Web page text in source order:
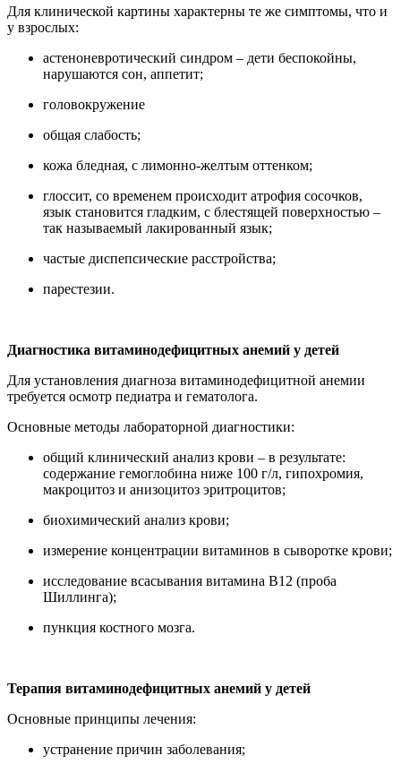
Для клинической картины характерны те же симптомы, что и
у взрослых:
астеноневротический синдром – дети беспокойны,
нарушаются сон, аппетит;
головокружение
общая слабость;
кожа бледная, с лимонно-желтым оттенком;
глоссит, со временем происходит атрофия сосочков,
язык становится гладким, с блестящей поверхностью –
так называемый лакированный язык;
частые диспепсические расстройства;
парестезии.
Диагностика витаминодефицитных анемий у детей
Для установления диагноза витаминодефицитной анемии
требуется осмотр педиатра и гематолога.
Основные методы лабораторной диагностики:
общий клинический анализ крови – в результате:
содержание гемоглобина ниже 100 г/л, гипохромия,
макроцитоз и анизоцитоз эритроцитов;
биохимический анализ крови;
измерение концентрации витаминов в сыворотке крови;
исследование всасывания витамина B12 (проба
Шиллинга);
пункция костного мозга.
Терапия витаминодефицитных анемий у детей
Основные принципы лечения:
устранение причин заболевания;